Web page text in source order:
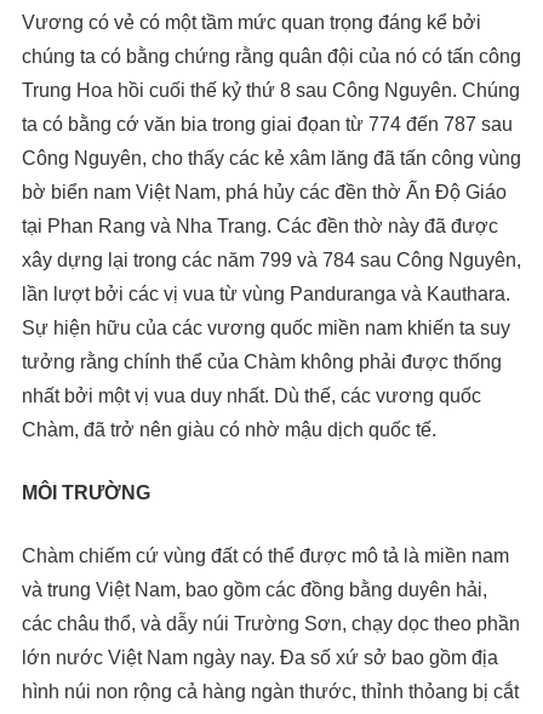
Vương có vẻ có một tầm mức quan trọng đáng kể bởi
chúng ta có bằng chứng rằng quân đội của nó có tấn công
Trung Hoa hồi cuối thế kỷ thứ 8 sau Công Nguyên. Chúng
ta có bằng cớ văn bia trong giai đọan từ 774 đến 787 sau
Công Nguyên, cho thấy các kẻ xâm lăng đã tấn công vùng
bờ biển nam Việt Nam, phá hủy các đền thờ Ấn Độ Giáo
tại Phan Rang và Nha Trang. Các đền thờ này đã được
xây dựng lại trong các năm 799 và 784 sau Công Nguyên,
lần lượt bởi các vị vua từ vùng Panduranga và Kauthara.
Sự hiện hữu của các vương quốc miền nam khiến ta suy
tưởng rằng chính thể của Chàm không phải được thống
nhất bởi một vị vua duy nhất. Dù thế, các vương quốc
Chàm, đã trở nên giàu có nhờ mậu dịch quốc tế.
MÔI TRƯỜNG
Chàm chiếm cứ vùng đất có thể được mô tả là miền nam
và trung Việt Nam, bao gồm các đồng bằng duyên hải,
các châu thổ, và dẫy núi Trường Sơn, chạy dọc theo phần
lớn nước Việt Nam ngày nay. Đa số xứ sở bao gồm địa
hình núi non rộng cả hàng ngàn thước, thỉnh thỏang bị cắt